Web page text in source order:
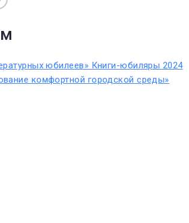
юбилеев» Книги-юбиляры 2024
комфортной городской среды»